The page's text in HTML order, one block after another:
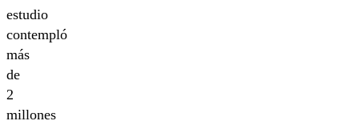
estudio
contempló
más
de
2
millones